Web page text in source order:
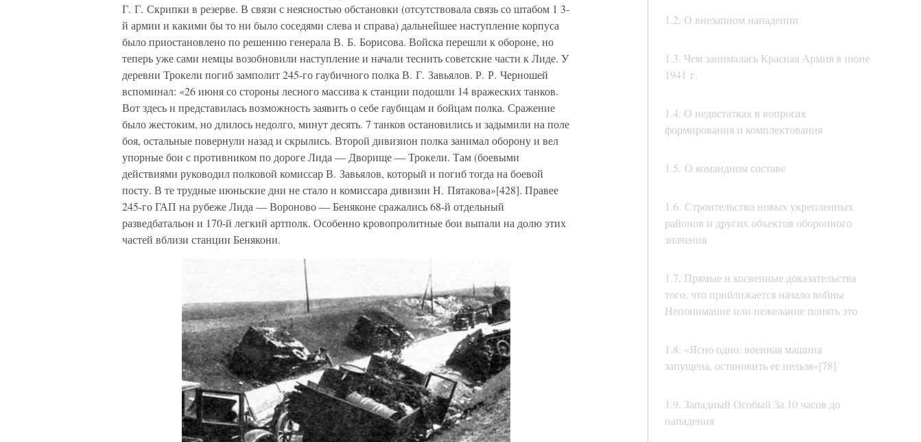
1.2. О внезапном нападении
1.3. Чем занималась Красная Армия в июне
1941 г.
1.4. О недостатках в вопросах
формирования и комплектования
1.5. О командном составе
1.6. Строительство новых укрепленных
районов и других объектов оборонного
значения
1.7. Прямые и косвенные доказательства
того, что приближается начало войны
Непонимание или нежелание понять это
1.8. «Ясно одно: военная машина
запущена, остановить ее нельзя»[78]
1.9. Западный Особый За 10 часов до
нападения
Г. Г. Скрипки в резерве. В связи с неясностью обстановки (отсутствовала связь со штабом 1 3-
й армии и какими бы то ни было соседями слева и справа) дальнейшее наступление корпуса
было приостановлено по решению генерала В. Б. Борисова. Войска перешли к обороне, но
теперь уже сами немцы возобновили наступление и начали теснить советские части к Лиде. У
деревни Трокели погиб замполит 245-го гаубичного полка В. Г. Завьялов. Р. Р. Черношей
вспоминал: «26 июня со стороны лесного массива к станции подошли 14 вражеских танков.
Вот здесь и представилась возможность заявить о себе гаубицам и бойцам полка. Сражение
было жестоким, но длилось недолго, минут десять. 7 танков остановились и задымили на поле
боя, остальные повернули назад и скрылись. Второй дивизион полка занимал оборону и вел
упорные бои с противником по дороге Лида — Дворище — Трокели. Там (боевыми
действиями руководил полковой комиссар В. Завьялов, который и погиб тогда на боевой
посту. В те трудные июньские дни не стало и комиссара дивизии Н. Пятакова»[428]. Правее
245-го ГАП на рубеже Лида — Вороново — Беняконе сражались 68-й отдельный
разведбатальон и 170-й легкий артполк. Особенно кровопролитные бои выпали на долю этих
частей вблизи станции Бенякони.